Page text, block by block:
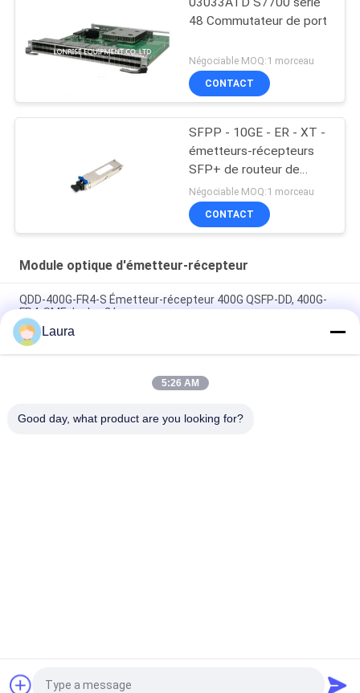
48 Commutateur de port
Négociable MOQ:1 morceau
CONTACT
SFPP - 10GE - ER - XT -
émetteurs-récepteurs
SFP+ de routeur de
genévrier
Négociable MOQ:1 morceau
CONTACT
Module optique d'émetteur-récepteur
QDD-400G-FR4-S Émetteur-récepteur 400G QSFP-DD, 400G-
FR4, SMF duplex 2 km
Transcepteur QDD-400G-DR4-S 400G QSFP-DD, 400G-DR4,
SMF duplex de 500m
Transcepteur QDD-400G-LR4-S 400G QSFP-DD, 400G-LR4, SMF
Laura
5:26 AM
Good day, what product are you looking for?